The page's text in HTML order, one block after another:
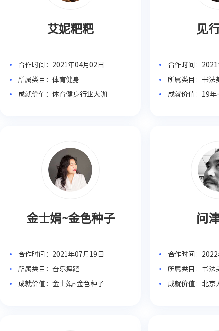
艾妮粑粑
合作时间：2021年04月02日
所属类目：体育健身
成就价值：体育健身行业大咖
见
合作时间：
所属类目：书法
成就价值：19年
金士娟~金色种子
合作时间：2021年07月19日
所属类目：音乐舞蹈
成就价值：金士娟~金色种子
问
合作时间：
所属类目：书法
成就价值：北京